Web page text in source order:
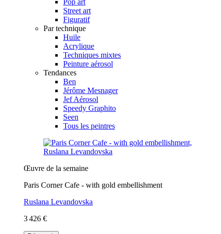
Street art
Figuratif
Par technique
Huile
Acrylique
Techniques mixtes
Peinture aérosol
Tendances
Ben
Jérôme Mesnager
Jef Aérosol
Speedy Graphito
Seen
Tous les peintres
Œuvre de la semaine
Paris Corner Cafe - with gold embellishment
Ruslana Levandovska
3 426 €